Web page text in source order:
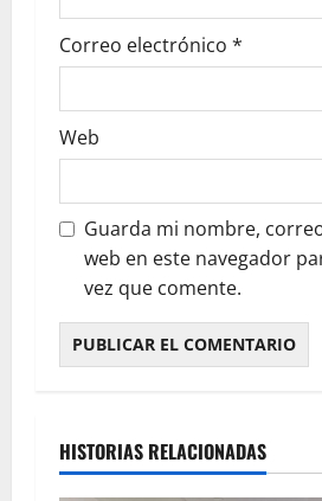
Correo electrónico *
Web
Guarda mi nombre,
web en este navegador
vez que comente.
HISTORIAS RELACIONADAS